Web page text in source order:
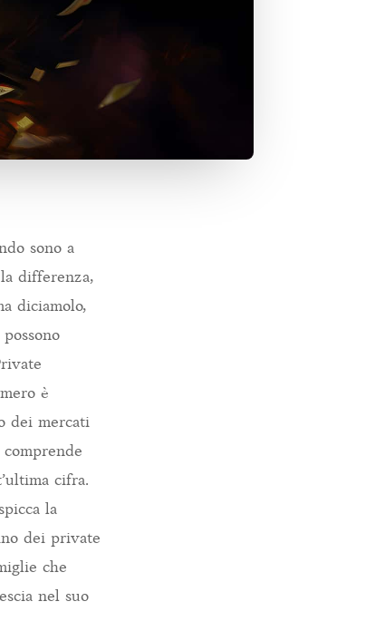
sono a
differenza,
diciamolo,
è
dei mercati
cifra.
la
dei private
che
nel suo